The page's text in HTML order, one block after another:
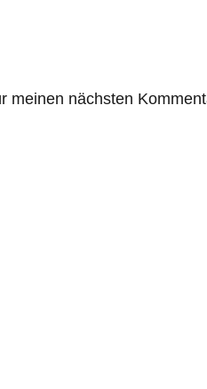
meinen nächsten